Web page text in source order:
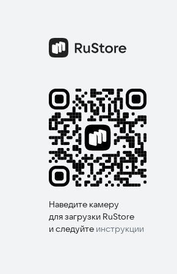
Наведите камеру
для загрузки RuStore
и следуйте инструкции